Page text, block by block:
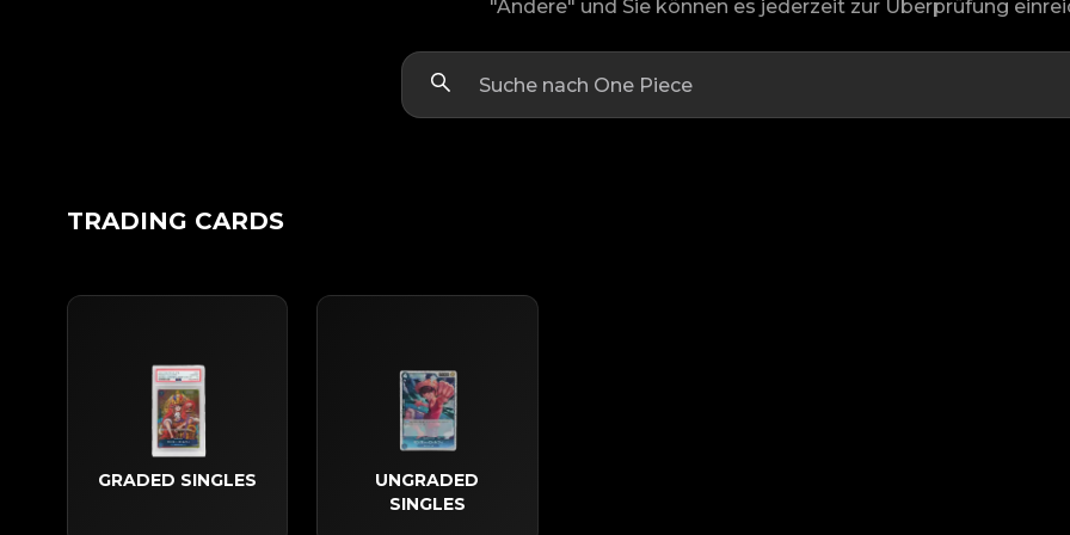
"Andere" und Sie können es jederzeit zur Überprüfung
TRADING CARDS
GRADED SINGLES
UNGRADED
SINGLES